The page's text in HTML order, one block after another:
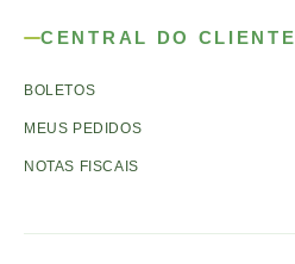
CENTRAL DO CLIENTE
BOLETOS
MEUS PEDIDOS
NOTAS FISCAIS